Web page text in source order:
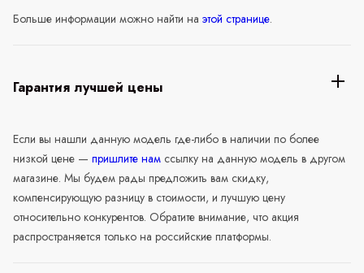
Больше информации можно найти на этой странице.
Гарантия лучшей цены
Если вы нашли данную модель где-либо в наличии по более
низкой цене — пришлите нам ссылку на данную модель в другом
магазине. Мы будем рады предложить вам скидку,
компенсирующую разницу в стоимости, и лучшую цену
относительно конкурентов. Обратите внимание, что акция
распространяется только на российские платформы.